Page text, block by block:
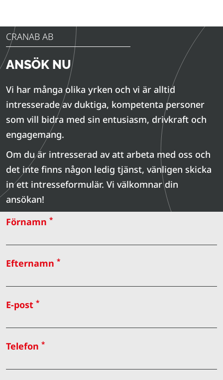
CRANAB AB
ANSÖK NU
Vi har många olika yrken och vi är alltid
intresserade av duktiga, kompetenta personer
som vill bidra med sin entusiasm, drivkraft och
engagemang.
Om du är intresserad av att arbeta med oss och
det inte finns någon ledig tjänst, vänligen skicka
in ett intresseformulär. Vi välkomnar din
ansökan!
Förnamn *
Efternamn *
E-post *
Telefon *